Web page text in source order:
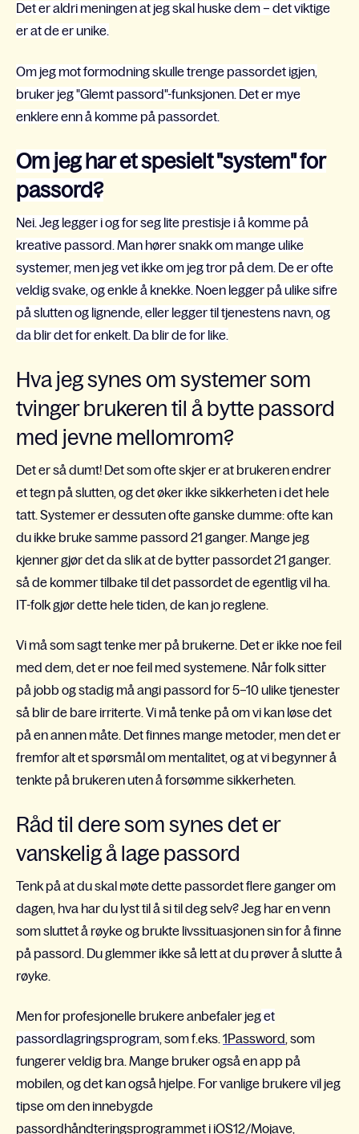
Det er aldri meningen at jeg skal huske dem – det viktige
er at de er unike.
Om jeg mot formodning skulle trenge passordet igjen,
bruker jeg "Glemt passord"-funksjonen. Det er mye
enklere enn å komme på passordet.
Om jeg har et spesielt "system" for
passord?
Nei. Jeg legger i og for seg lite prestisje i å komme på
kreative passord. Man hører snakk om mange ulike
systemer, men jeg vet ikke om jeg tror på dem. De er ofte
veldig svake, og enkle å knekke. Noen legger på ulike sifre
på slutten og lignende, eller legger til tjenestens navn, og
da blir det for enkelt. Da blir de for like.
Hva jeg synes om systemer som
tvinger brukeren til å bytte passord
med jevne mellomrom?
Det er så dumt! Det som ofte skjer er at brukeren endrer
et tegn på slutten, og det øker ikke sikkerheten i det hele
tatt. Systemer er dessuten ofte ganske dumme: ofte kan
du ikke bruke samme passord 21 ganger. Mange jeg
kjenner gjør det da slik at de bytter passordet 21 ganger.
så de kommer tilbake til det passordet de egentlig vil ha.
IT-folk gjør dette hele tiden, de kan jo reglene.
Vi må som sagt tenke mer på brukerne. Det er ikke noe feil
med dem, det er noe feil med systemene. Når folk sitter
på jobb og stadig må angi passord for 5–10 ulike tjenester
så blir de bare irriterte. Vi må tenke på om vi kan løse det
på en annen måte. Det finnes mange metoder, men det er
fremfor alt et spørsmål om mentalitet, og at vi begynner å
tenkte på brukeren uten å forsømme sikkerheten.
Råd til dere som synes det er
vanskelig å lage passord
Tenk på at du skal møte dette passordet flere ganger om
dagen, hva har du lyst til å si til deg selv? Jeg har en venn
som sluttet å røyke og brukte livssituasjonen sin for å finne
på passord. Du glemmer ikke så lett at du prøver å slutte å
røyke.
Men for profesjonelle brukere anbefaler jeget
passordlagringsprogram, som f.eks. 1Password, som
fungerer veldig bra. Mange bruker også en app på
mobilen, og det kan også hjelpe. For vanlige brukere vil jeg
tipse om den innebygde
passordhåndteringsprogrammet i iOS12/Mojave,